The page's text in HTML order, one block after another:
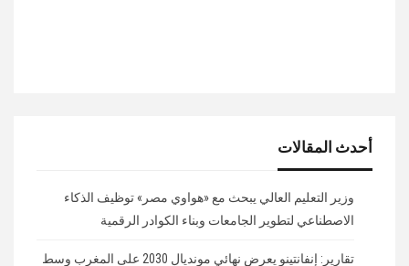
أحدث المقالات
وزير التعليم العالي يبحث مع «هواوي مصر» توظيف الذكاء
الاصطناعي لتطوير الجامعات وبناء الكوادر الرقمية
تقارير: إنفانتينو يعرض نهائي مونديال 2030 على المغرب وسط